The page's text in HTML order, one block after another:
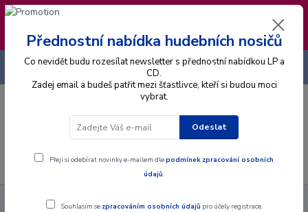
❣️ Od 4.8. do 13.8. čerpám dovolenou. Datum
expedice objednávek se posouvá na pátek
14.8.2026 🐋
Menu
CZK
+420 725 736 293
Výprodej Do 49 Kč
Přednostní nabídka hudebních nosičů
Co nevidět budu rozesílat newsletter s přednostní nabídkou LP a
CD.
Zadej email a budeš patřit mezi šťastlivce, kteří si budou moci
vybrat.
Odeslat
Přeji si odebírat novinky e-mailem dlepodmínek zpracování osobních
údajů.
Souhlasím se zpracováním osobních údajů pro účely registrace.